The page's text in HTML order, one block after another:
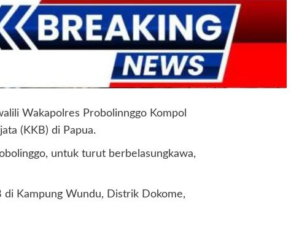
Wakapolres Probolinnggo Kompol
(KKB) di Papua.
untuk turut berbelasungkawa,
di Kampung Wundu, Distrik Dokome,